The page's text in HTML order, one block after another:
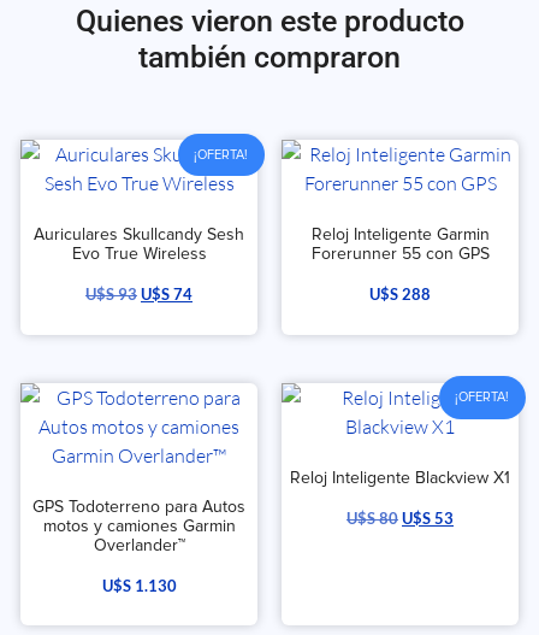
Quienes vieron este producto
también compraron
¡OFERTA!
Auriculares Skullcandy Sesh
Evo True Wireless
U$S93U$S74
Reloj Inteligente Garmin
Forerunner 55 con GPS
U$S288
GPS Todoterreno para Autos
motos y camiones Garmin
Overlander™
U$S1.130
¡OFERTA!
Reloj Inteligente Blackview X1
U$S80U$S53